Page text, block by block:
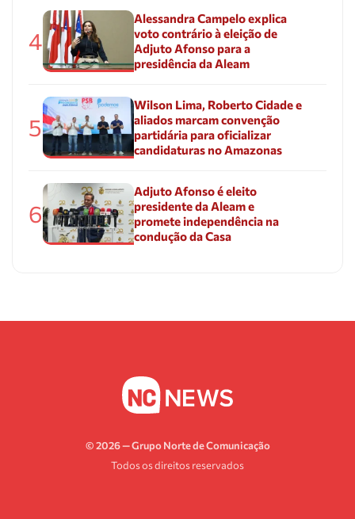
4
Alessandra Campelo explica
voto contrário à eleição de
Adjuto Afonso para a
presidência da Aleam
5
Wilson Lima, Roberto Cidade e
aliados marcam convenção
partidária para oficializar
candidaturas no Amazonas
6
Adjuto Afonso é eleito
presidente da Aleam e
promete independência na
condução da Casa
© 2026 — Grupo Norte de Comunicação
Todos os direitos reservados